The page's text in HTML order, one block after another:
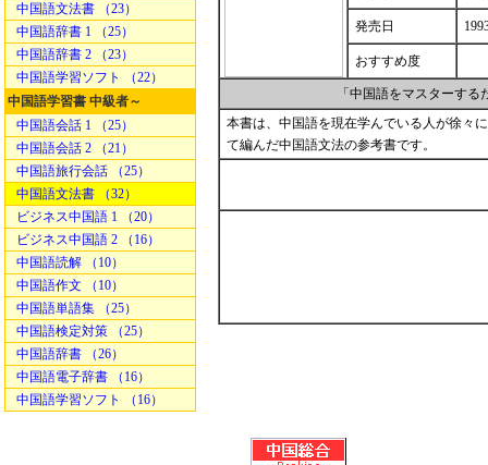
中国語文法書 （23）
中国語辞書 1 （25）
中国語辞書 2 （23）
中国語学習ソフト （22）
中国語学習書 中級者～
中国語会話 1 （25）
中国語会話 2 （21）
中国語旅行会話 （25）
中国語文法書 （32）
ビジネス中国語 1 （20）
ビジネス中国語 2 （16）
中国語読解 （10）
中国語作文 （10）
中国語単語集 （25）
中国語検定対策 （25）
中国語辞書 （26）
中国語電子辞書 （16）
中国語学習ソフト （16）
発売日
おすすめ度
「中国語をマスターす
本書は、中国語を現在学んでいる人が徐々
て編んだ中国語文法の参考書です。